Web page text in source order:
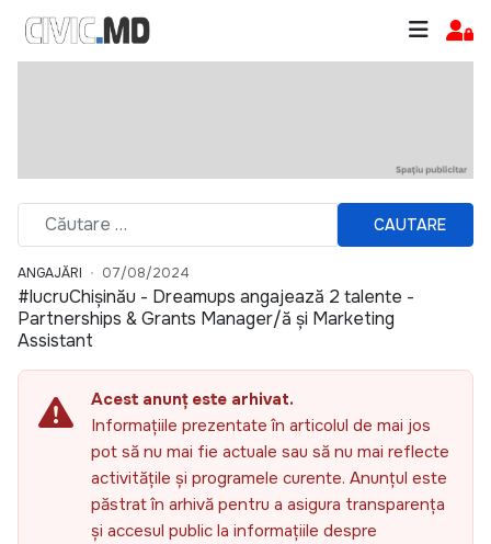
CAUTARE
ANGAJĂRI 07/08/2024
#lucruChișinău - Dreamups angajează 2 talente -
Partnerships & Grants Manager/ă și Marketing
Assistant
Acest anunț este arhivat.
Informațiile prezentate în articolul de mai jos
pot să nu mai fie actuale sau să nu mai reflecte
activitățile și programele curente. Anunțul este
păstrat în arhivă pentru a asigura transparența
și accesul public la informațiile despre